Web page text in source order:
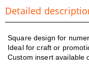
Detailed
Square design for
Ideal for craft or
Custom insert available